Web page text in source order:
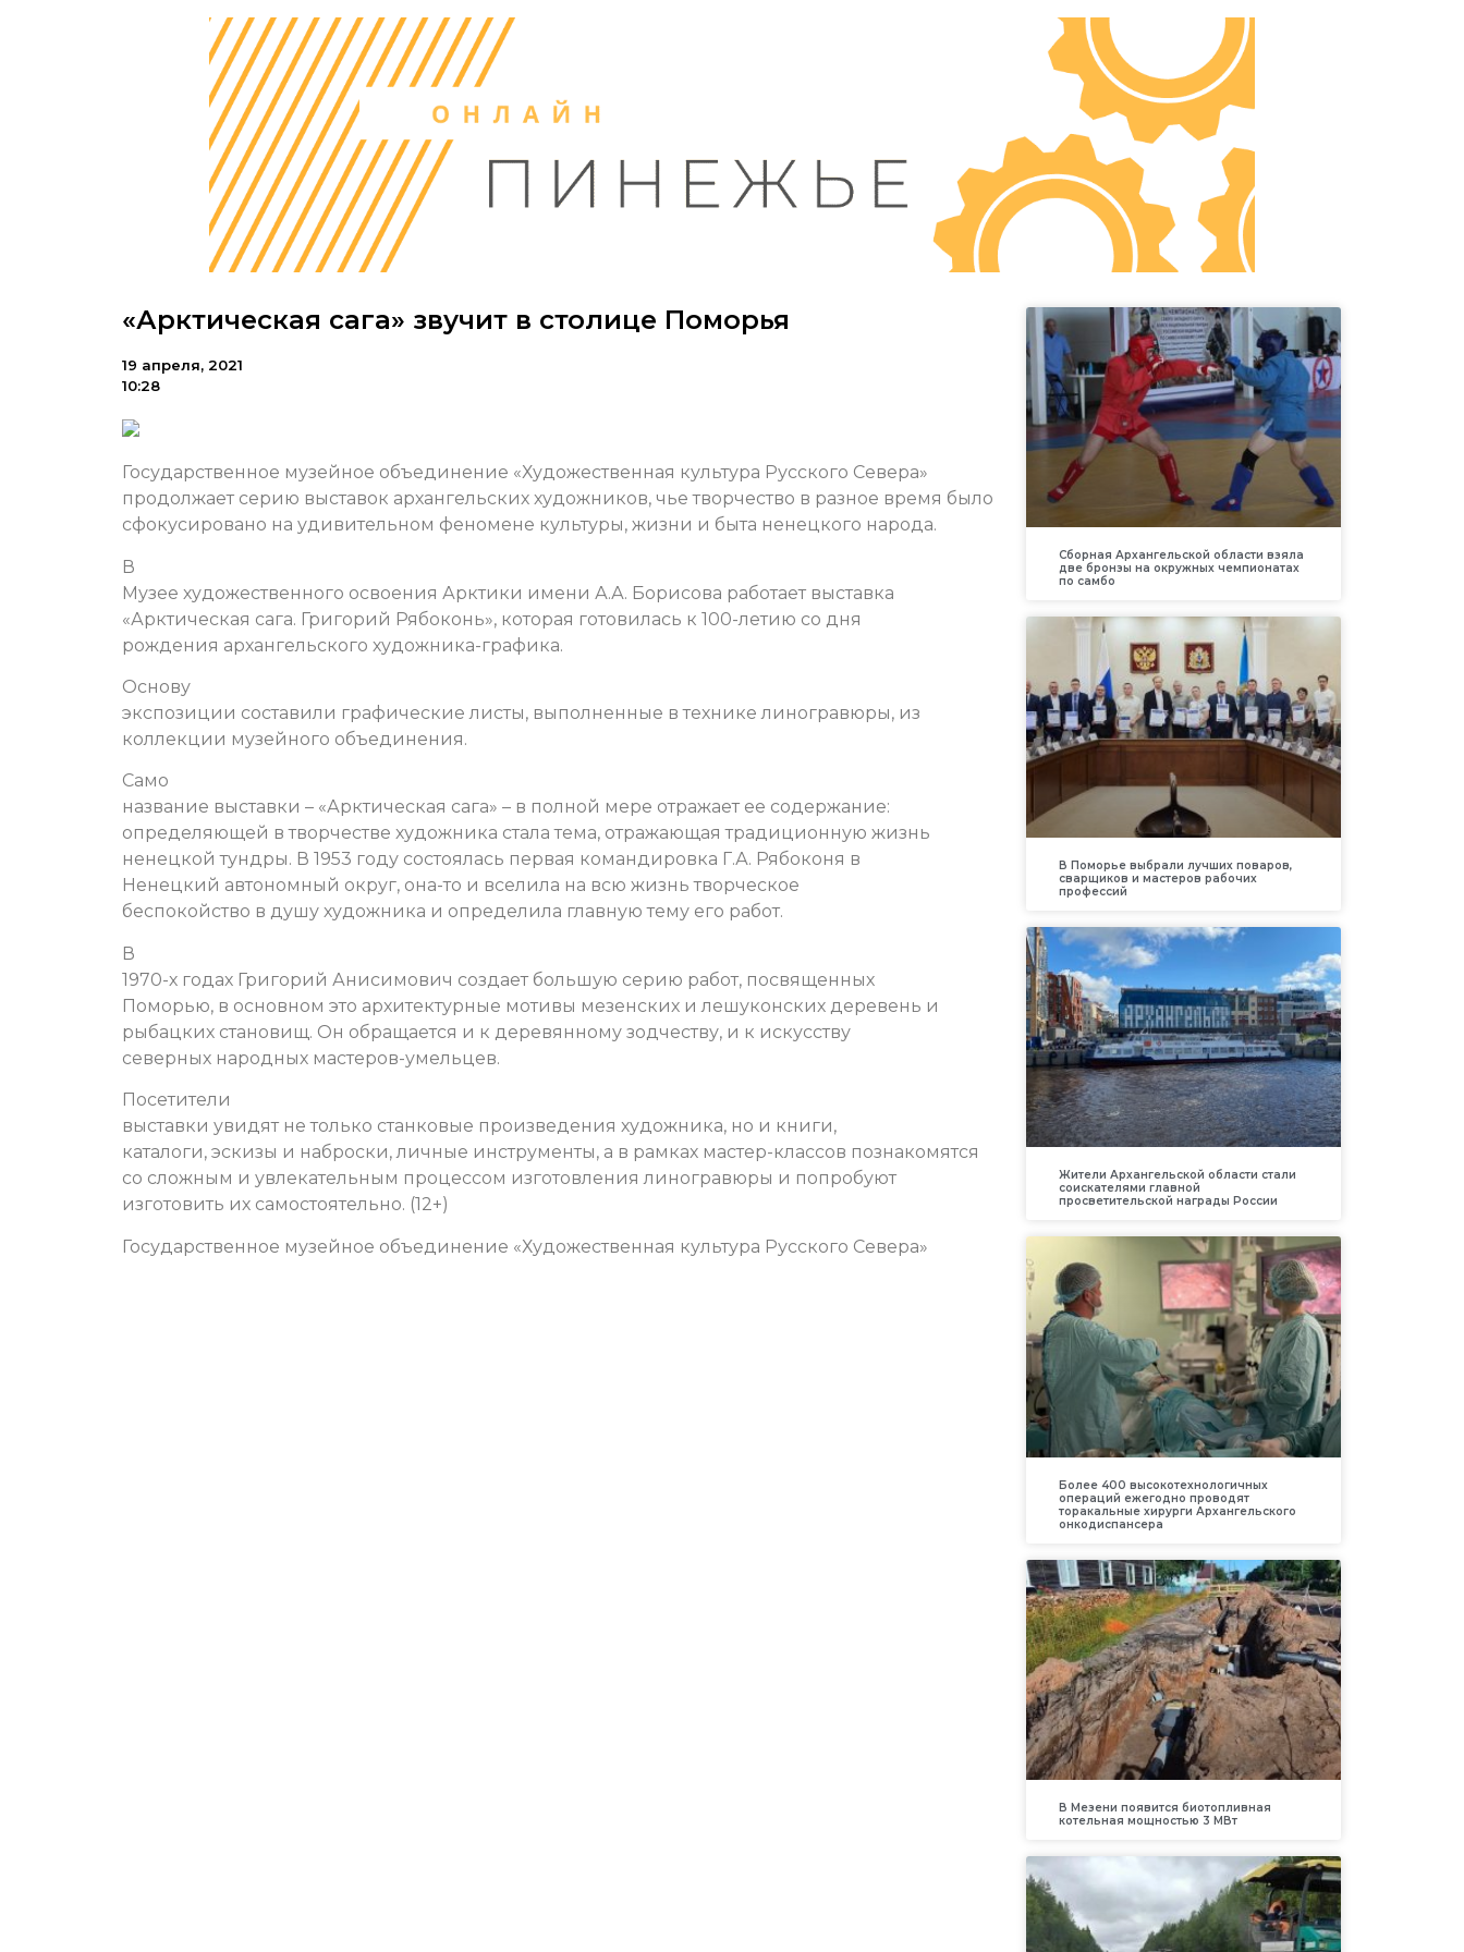
«Арктическая сага» звучит в столице Поморья
19 апреля, 2021
10:28
Государственное музейное объединение «Художественная культура Русского Севера»
продолжает серию выставок архангельских художников, чье творчество в разное время было
сфокусировано на удивительном феномене культуры, жизни и быта ненецкого народа.
В
Музее художественного освоения Арктики имени А.А. Борисова работает выставка
«Арктическая сага. Григорий Рябоконь», которая готовилась к 100-летию со дня
рождения архангельского художника-графика.
Основу
экспозиции составили графические листы, выполненные в технике линогравюры, из
коллекции музейного объединения.
Само
название выставки – «Арктическая сага» – в полной мере отражает ее содержание:
определяющей в творчестве художника стала тема, отражающая традиционную жизнь
ненецкой тундры. В 1953 году состоялась первая командировка Г.А. Рябоконя в
Ненецкий автономный округ, она-то и вселила на всю жизнь творческое
беспокойство в душу художника и определила главную тему его работ.
В
1970-х годах Григорий Анисимович создает большую серию работ, посвященных
Поморью, в основном это архитектурные мотивы мезенских и лешуконских деревень и
рыбацких становищ. Он обращается и к деревянному зодчеству, и к искусству
северных народных мастеров-умельцев.
Посетители
выставки увидят не только станковые произведения художника, но и книги,
каталоги, эскизы и наброски, личные инструменты, а в рамках мастер-классов познакомятся
со сложным и увлекательным процессом изготовления линогравюры и попробуют
изготовить их самостоятельно. (12+)
Государственное музейное объединение «Художественная культура Русского Севера»
Сборная Архангельской области взяла
две бронзы на окружных чемпионатах
по самбо
В Поморье выбрали лучших поваров,
сварщиков и мастеров рабочих
профессий
Жители Архангельской области стали
соискателями главной
просветительской награды России
Более 400 высокотехнологичных
операций ежегодно проводят
торакальные хирурги Архангельского
онкодиспансера
В Мезени появится биотопливная
котельная мощностью 3 МВт